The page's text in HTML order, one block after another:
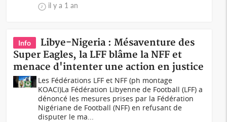
il y a 1 an
Info
Libye-Nigeria : Mésaventure des
Super Eagles, la LFF blâme la NFF et
menace d'intenter une action en justice
Les Fédérations LFF et NFF (ph montage
KOACI)La Fédération Libyenne de Football (LFF) a
dénoncé les mesures prises par la Fédération
Nigériane de Football (NFF) en refusant de
disputer le ma...